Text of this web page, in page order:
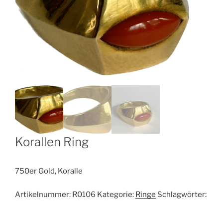
Korallen Ring
750er Gold, Koralle
Artikelnummer: R0106 Kategorie: Ringe Schlagwörter: